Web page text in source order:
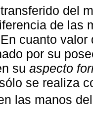
del
de las
cuanto
por su
su aspecto
se realiza
las manos